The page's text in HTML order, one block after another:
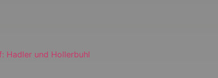
Hadler und Hollerbuhl